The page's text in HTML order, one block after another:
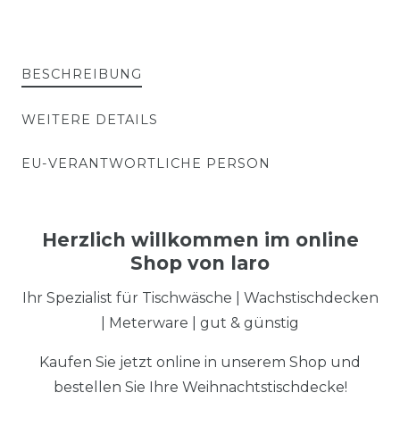
BESCHREIBUNG
WEITERE DETAILS
EU-VERANTWORTLICHE PERSON
Herzlich willkommen im online
Shop von laro
Ihr Spezialist für Tischwäsche | Wachstischdecken
| Meterware | gut & günstig
Kaufen Sie jetzt online in unserem Shop und
bestellen Sie Ihre Weihnachtstischdecke!